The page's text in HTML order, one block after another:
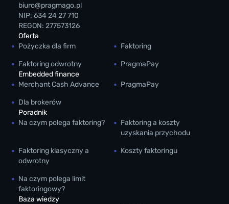
biuro@pragmago.pl
NIP: 634 24 27 710
REGON: 277573126
Oferta
Pożyczka dla firm
Faktoring
Faktoring odwrotny
PragmaPay
Embedded finance
Merchant Cash Advance
PragmaPay
Dla brokerów
Poradnik
Na czym polega faktoring?
Faktoring a koszty
uzyskania przychodu
Faktoring klasyczny a
odwrotny
Koszty faktoringu
Na czym polega limit
faktoringowy?
Baza wiedzy